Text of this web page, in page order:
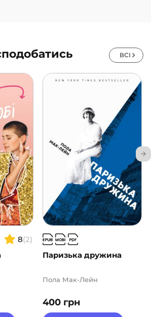
ВСІ
8(2)
Паризька дружина
400 грн
Пола Мак-Лейн